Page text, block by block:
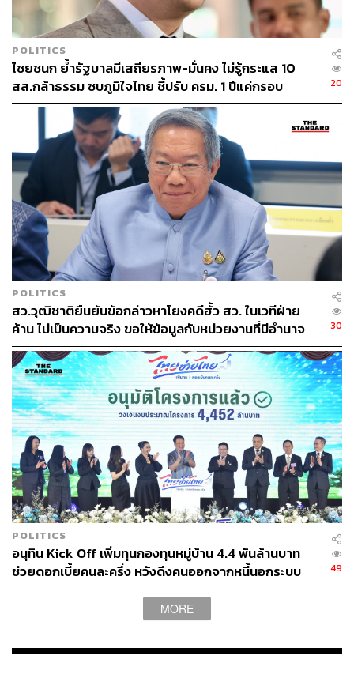
ดำเนินการแล้วไม่น่ามีปัญหาอะไร ซึ่งการจ่ายบัตรการซื้อ
บัตรเป็นวงรอบอยู่แล้ว ทั้งที่รู้เป็นวงรอบทำไมถึงปล่อยให้เกิด
ปัญหา
เมื่อผู้สื่อข่าวถามว่า ในการประชุมครั้งนี้จะมีการเสนอโยก
ย้ายทั้งหมดกี่ตำแหน่ง ภูมิธรรม กล่าวว่า เดี๋ยวก็รู้แล้ว
เมื่อผู้สื่อข่าวถามว่า ที่ต้องรีบโยกย้ายเพราะเตรียมพร้อม
สำหรับการเลือกตั้งหรือไม่ ภูมิธรรม ร้องโอ๊ย “ผมไม่ได้คิด
ผมไม่ได้คิดเรื่องเลือกตั้งหรอก ผมยังมีเวลาอีกตั้งเยอะ”
TAGS: ธีรรัตน์ สำเร็จวาณิชย์
ไชยวัฒน์ จุนถิระพงศ์
รักษาการนายกรัฐมนตรี
เกาะติดวิกฤตการเมือง
กระทรวงมหาดไทย
การเมืองไทย
ภูมิธรรม เวชยชัย
กรมการปกครอง
ข้าราชการ
251
ABOUT THE AUTHOR
THE STANDARD TEAM
กองบรรณาธิการ THE STANDARD
ABOUT THE PHOTOGRAPHER
ฐานิส สุดโต
STANDARD
POLITICS
ไชยชนก ย้ำรัฐบาลมีเสถียรภาพ-มั่นคง ไม่รู้กระแส 10
สส.กล้าธรรม ซบภูมิใจไทย ชี้ปรับ ครม. 1 ปีแค่กรอบ
ประเมิน โยนนายกฯ ตัดสินใจ
20
POLITICS
สว.วุฒิชาติยืนยันข้อกล่าวหาโยงคดีฮั้ว สว. ในเวทีฝ่าย
ค้าน ไม่เป็นความจริง ขอให้ข้อมูลกับหน่วยงานที่มีอำนาจ
เท่านั้น
30
POLITICS
อนุทิน Kick Off เพิ่มทุนกองทุนหมู่บ้าน 4.4 พันล้านบาท
ช่วยดอกเบี้ยคนละครึ่ง หวังดึงคนออกจากหนี้นอกระบบ
49
MORE